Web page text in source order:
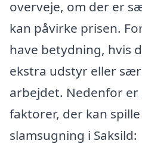
overveje, om der er
kan påvirke prisen.
have betydning, hvis
ekstra udstyr eller
arbejdet. Nedenfor er
faktorer, der kan
slamsugning i Saksild: